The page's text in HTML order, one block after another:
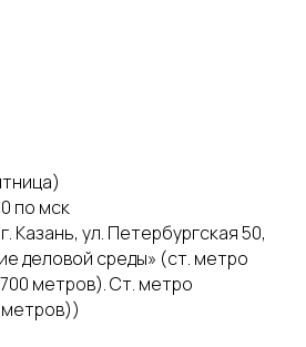
по мск
Казань, ул. Петербургская 50,
деловой среды» (ст. метро
метров). Ст. метро